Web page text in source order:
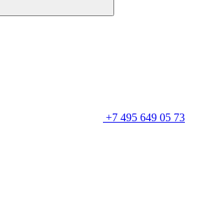
+7 495 649 05 73